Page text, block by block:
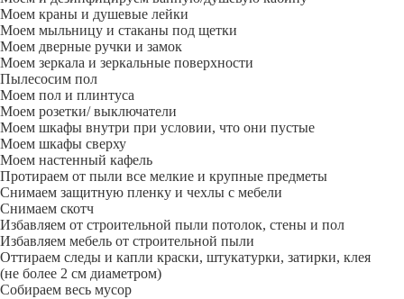
Моем краны и душевые лейки
Моем мыльницу и стаканы под щетки
Моем дверные ручки и замок
Моем зеркала и зеркальные поверхности
Пылесосим пол
Моем пол и плинтуса
Моем розетки/ выключатели
Моем шкафы внутри при условии, что они пустые
Моем шкафы сверху
Моем настенный кафель
Протираем от пыли все мелкие и крупные предметы
Снимаем защитную пленку и чехлы с мебели
Снимаем скотч
Избавляем от строительной пыли потолок, стены и пол
Избавляем мебель от строительной пыли
Оттираем следы и капли краски, штукатурки, затирки, клея
(не более 2 см диаметром)
Собираем весь мусор